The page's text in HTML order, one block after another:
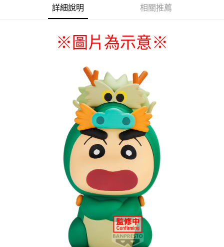
每筆NT$100，滿NT$1,300(含以上)免運費
宅配-離島(澎湖/金門/馬祖)-木棉花樂園專用
黑貓宅配-貨到付款
詳細說明 相關推薦
※圖片為示意※